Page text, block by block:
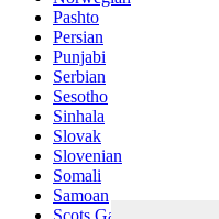
Pashto
Persian
Punjabi
Serbian
Sesotho
Sinhala
Slovak
Slovenian
Somali
Samoan